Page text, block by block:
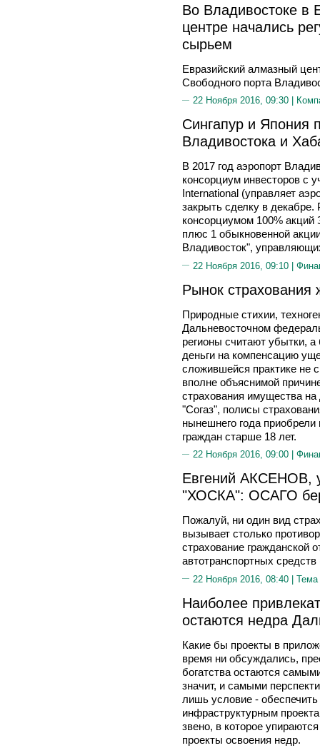
Во Владивостоке в
центре начались
сырьем
Евразийский алмазный
Свободного порта
22 Ноября 2016, 09:30 |
Сингапур и Япония
Владивостока и
В 2017 год аэропорт
консорциум инвесторов с
International (управляет
закрыть сделку в декабре.
консорциумом 100%
плюс 1 обыкновенной
Владивосток",
22 Ноября 2016, 09:10 |
Рынок страхования
Природные стихии,
Дальневосточном
регионы считают убытки,
деньги на компенсацию
сложившейся практике не
вполне объяснимой
страхования имущества
"Согаз", полисы
нынешнего года
граждан старше 18 лет.
22 Ноября 2016, 09:00 |
Евгений АКСЕНОВ,
"ХОСКА": ОСАГО
Пожалуй, ни один вид
вызывает столько
страхование гражданской
автотранспортных
22 Ноября 2016, 08:40 | Тема
Наиболее
остаются недра
Какие бы проекты в
время ни обсуждались,
богатства остаются
значит, и самыми
лишь условие -
инфраструктурным
звено, в которое
проекты освоения недр.